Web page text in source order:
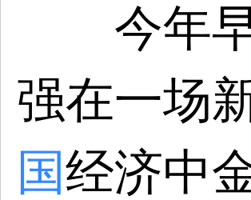
今年早
强在一场
国经济中